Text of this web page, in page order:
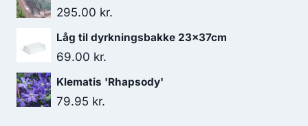
295.00 kr.
Låg til dyrkningsbakke 23x37cm
69.00 kr.
Klematis 'Rhapsody'
79.95 kr.